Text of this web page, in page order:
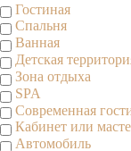
Гостиная
Спальня
Ванная
Детская
Зона отдыха
SPA
Современная
Кабинет или
Автомобиль